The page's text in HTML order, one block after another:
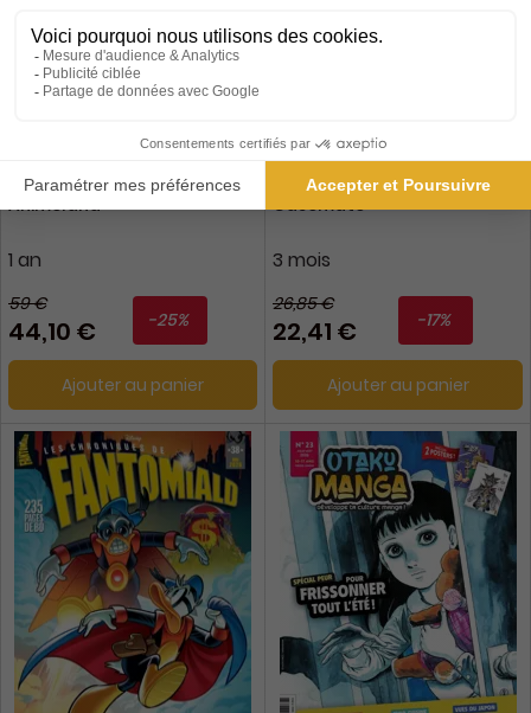
Animeland
1 an
59 €
44,10 € -25%
Ajouter au panier
Casemate
3 mois
26,85 €
22,41 € -17%
Ajouter au panier